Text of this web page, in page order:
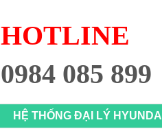
HOTLINE
0984 085 899
HỆ THỐNG ĐẠI LÝ HYUNDAI